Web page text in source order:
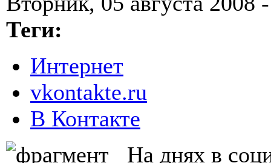
Теги:
Интернет
vkontakte.ru
В Контакте
На днях в